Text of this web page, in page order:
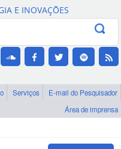
Canais
E INOVAÇÕES
Serviços
E-mail do Pesquisador
Área de imprensa